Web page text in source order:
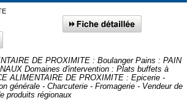
DE PROXIMITE : Boulanger Pains : PAIN
Domaines d'intervention : Plats buffets à
ALIMENTAIRE DE PROXIMITE : Epicerie -
générale - Charcuterie - Fromagerie - Vendeur de
produits régionaux